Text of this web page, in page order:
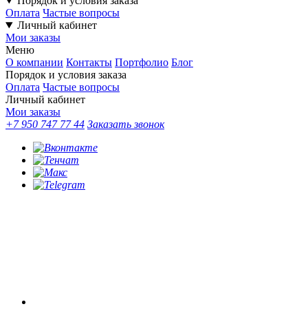
Оплата Частые вопросы
Личный кабинет
Мои заказы
Меню
О компании Контакты Портфолио Блог
Порядок и условия заказа
Оплата Частые вопросы
Личный кабинет
Мои заказы
+7 950 747 77 44 Заказать звонок